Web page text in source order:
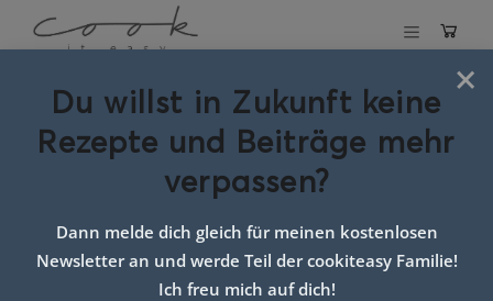
Schlagwort:
einfaches
keksrezept für
kinder
×
Du willst in Zukunft keine
Rezepte und Beiträge mehr
verpassen?
Dann melde dich gleich für meinen kostenlosen
Newsletter an und werde Teil der cookiteasy Familie!
Ich freu mich auf dich!